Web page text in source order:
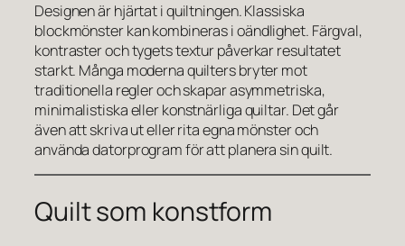
Designen är hjärtat i quiltningen. Klassiska
blockmönster kan kombineras i oändlighet. Färgval,
kontraster och tygets textur påverkar resultatet
starkt. Många moderna quilters bryter mot
traditionella regler och skapar asymmetriska,
minimalistiska eller konstnärliga quiltar. Det går
även att skriva ut eller rita egna mönster och
använda datorprogram för att planera sin quilt.
Quilt som konstform